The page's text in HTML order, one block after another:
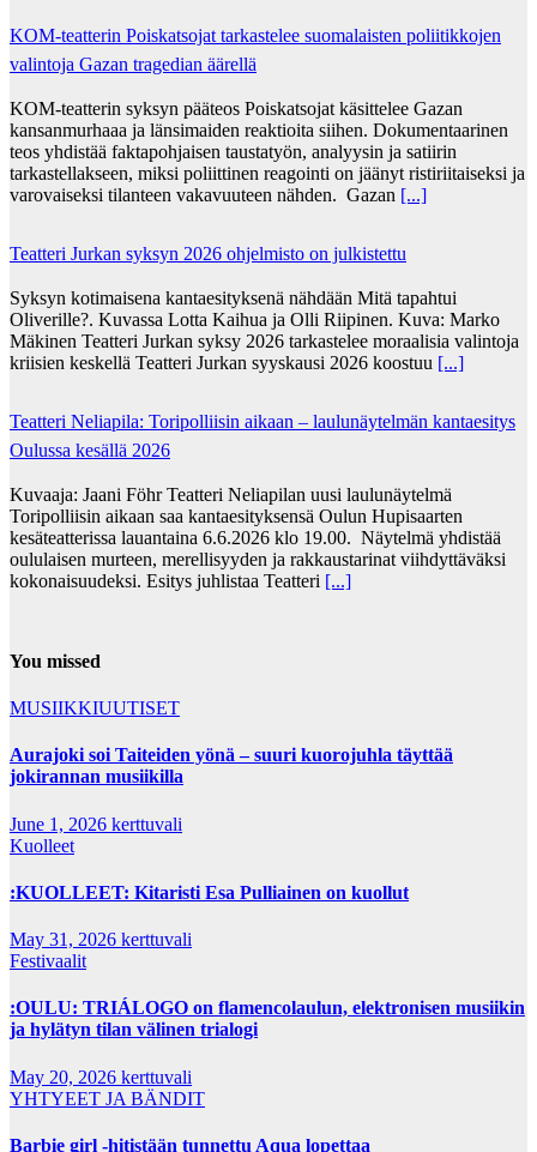
KOM-teatterin Poiskatsojat tarkastelee suomalaisten poliitikkojen
valintoja Gazan tragedian äärellä
KOM-teatterin syksyn pääteos Poiskatsojat käsittelee Gazan
kansanmurhaaa ja länsimaiden reaktioita siihen. Dokumentaarinen
teos yhdistää faktapohjaisen taustatyön, analyysin ja satiirin
tarkastellakseen, miksi poliittinen reagointi on jäänyt ristiriitaiseksi ja
varovaiseksi tilanteen vakavuuteen nähden. Gazan [...]
Teatteri Jurkan syksyn 2026 ohjelmisto on julkistettu
Syksyn kotimaisena kantaesityksenä nähdään Mitä tapahtui
Oliverille?. Kuvassa Lotta Kaihua ja Olli Riipinen. Kuva: Marko
Mäkinen Teatteri Jurkan syksy 2026 tarkastelee moraalisia valintoja
kriisien keskellä Teatteri Jurkan syyskausi 2026 koostuu [...]
Teatteri Neliapila: Toripolliisin aikaan – laulunäytelmän kantaesitys
Oulussa kesällä 2026
Kuvaaja: Jaani Föhr Teatteri Neliapilan uusi laulunäytelmä
Toripolliisin aikaan saa kantaesityksensä Oulun Hupisaarten
kesäteatterissa lauantaina 6.6.2026 klo 19.00. Näytelmä yhdistää
oululaisen murteen, merellisyyden ja rakkaustarinat viihdyttäväksi
kokonaisuudeksi. Esitys juhlistaa Teatteri [...]
You missed
MUSIIKKIUUTISET
Aurajoki soi Taiteiden yönä – suuri kuorojuhla täyttää
jokirannan musiikilla
June 1, 2026 kerttuvali
Kuolleet
:KUOLLEET: Kitaristi Esa Pulliainen on kuollut
May 31, 2026 kerttuvali
Festivaalit
:OULU: TRIÁLOGO on flamencolaulun, elektronisen musiikin
ja hylätyn tilan välinen trialogi
May 20, 2026 kerttuvali
YHTYEET JA BÄNDIT
Barbie girl -hitistään tunnettu Aqua lopettaa